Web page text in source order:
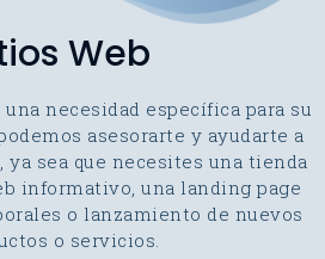
Web
necesidad específica para su
asesorarte y ayudarte a
ya sea que necesites una tienda
informativo, una landing page
o lanzamiento de nuevos
o servicios.